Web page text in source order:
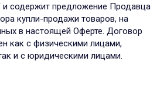
и содержит предложение Продавца
купли-продажи товаров, на
в настоящей Оферте. Договор
как с физическими лицами,
и с юридическими лицами.